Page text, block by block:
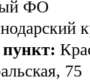
ФО
75